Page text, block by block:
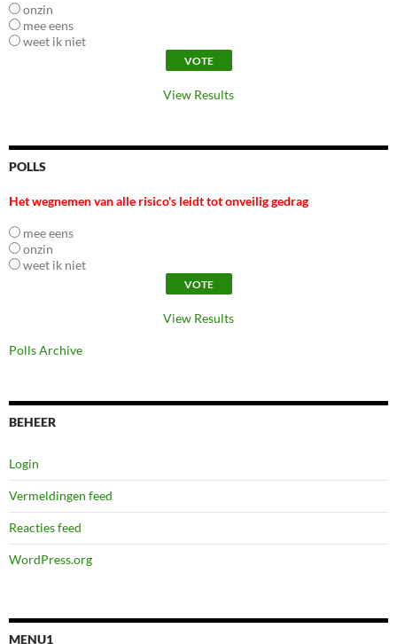
onzin
mee eens
weet ik niet
View Results
POLLS
Het wegnemen van alle risico's leidt tot onveilig gedrag
mee eens
onzin
weet ik niet
View Results
Polls Archive
BEHEER
Login
Vermeldingen feed
Reacties feed
WordPress.org
MENU1